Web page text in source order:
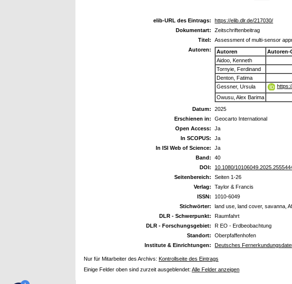
elib-URL des Eintrags:
https://elib.dlr.de/217030/
Dokumentart:
Zeitschriftenbeitrag
Titel:
Assessment of multi-sensor
Autoren:
Autoren
Autoren-
Aidoo, Kenneth
Tornyie, Ferdinand
Denton, Fatima
Gessner, Ursula
Owusu, Alex Barima
Datum:
2025
Erschienen in:
Geocarto International
Open Access:
Ja
In SCOPUS:
Ja
In ISI Web of Science:
Ja
Band:
40
DOI:
10.1080/
Seitenbereich:
Seiten 1-26
Verlag:
Taylor & Francis
ISSN:
1010-6049
Stichwörter:
land use, land cover, savanna,
DLR - Schwerpunkt:
Raumfahrt
DLR - Forschungsgebiet:
R EO - Erdbeobachtung
Standort:
Oberpfaffenhofen
Institute & Einrichtungen:
Deutsches
Nur für Mitarbeiter des Archivs: Kontrollseite des Eintrags
Einige Felder oben sind zurzeit ausgeblendet: Alle Felder anzeigen